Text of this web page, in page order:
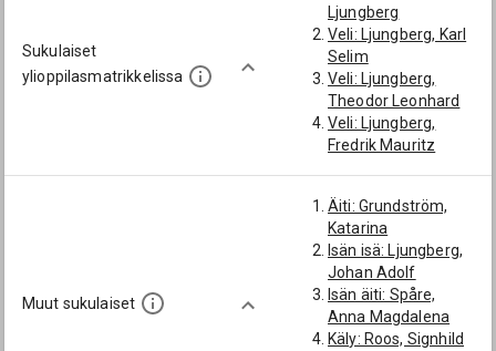
Sukulaiset
ylioppilasmatrikkelissa
Ljungberg
Veli: Ljungberg, Karl
Selim
Veli: Ljungberg,
Theodor Leonhard
Veli: Ljungberg,
Fredrik Mauritz
Muut sukulaiset
Äiti: Grundström,
Katarina
Isän isä: Ljungberg,
Johan Adolf
Isän äiti: Spåre,
Anna Magdalena
Käly: Roos, Signhild